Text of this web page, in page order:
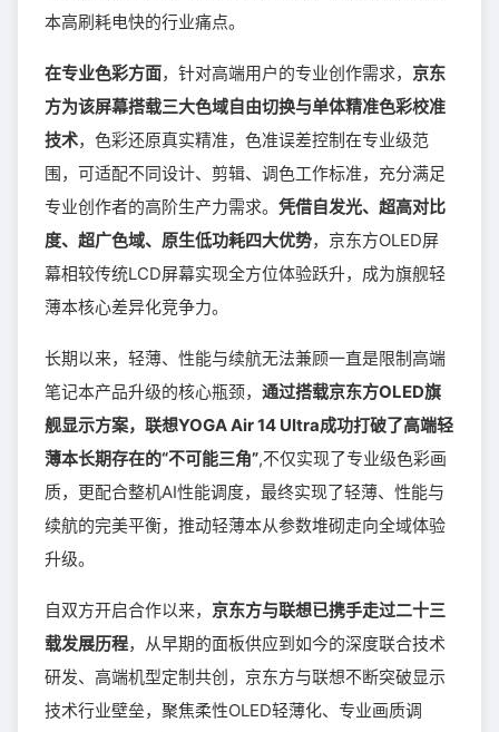
本高刷耗电快的行业痛点。
在专业色彩方面，针对高端用户的专业创作需求， 京东
方为该屏幕搭载三大色域自由切换与单体精准色彩校准
技术，色彩还原真实精准，色准误差控制在专业级范
围，可适配不同设计、剪辑、调色工作标准，充分满足
专业创作者的高阶生产力需求。 凭借自发光、超高对比
度、超广色域、原生低功耗四大优势，京东方OLED屏
幕相较传统LCD屏幕实现全方位体验跃升，成为旗舰轻
薄本核心差异化竞争力。
长期以来，轻薄、性能与续航无法兼顾一直是限制高端
笔记本产品升级的核心瓶颈， 通过搭载京东方OLED旗
舰显示方案，联想YOGA Air 14 Ultra成功打破了高端轻
薄本长期存在的“不可能三角”,不仅实现了专业级色彩画
质，更配合整机AI性能调度，最终实现了轻薄、性能与
续航的完美平衡，推动轻薄本从参数堆砌走向全域体验
升级。
自双方开启合作以来， 京东方与联想已携手走过二十三
载发展历程，从早期的面板供应到如今的深度联合技术
研发、高端机型定制共创，京东方与联想不断突破显示
技术行业壁垒，聚焦柔性OLED轻薄化、专业画质调